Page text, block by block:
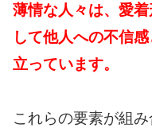
薄情な人々は、愛
して他人への不信
立っています。
これらの要素が組